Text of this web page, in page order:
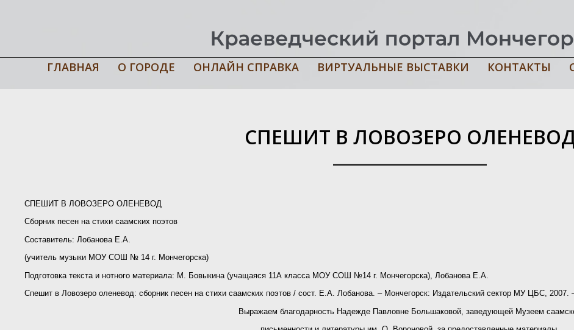
ГЛАВНАЯ О ГОРОДЕ ОНЛАЙН СПРАВКА ВИРТУАЛЬНЫЕ ВЫСТАВКИ КОНТАКТЫ
СПЕШИТ В ЛОВОЗЕРО
СПЕШИТ В ЛОВОЗЕРО ОЛЕНЕВОД
Сборник песен на стихи саамских поэтов
Составитель: Лобанова Е.А.
(учитель музыки МОУ СОШ № 14 г. Мончегорска)
Подготовка текста и нотного материала: М. Бовыкина (учащаяся 11А класса МОУ СОШ №14 г. Мончегорска), Лобанова Е.А.
Спешит в Ловозеро оленевод: сборник песен на стихи саамских поэтов / cост. Е.А. Лобанова. – Мончегорск: Издательский сектор МУ ЦБС, 2007.
Выражаем благодарность Надежде Павловне Большаковой, заведующей Музеем